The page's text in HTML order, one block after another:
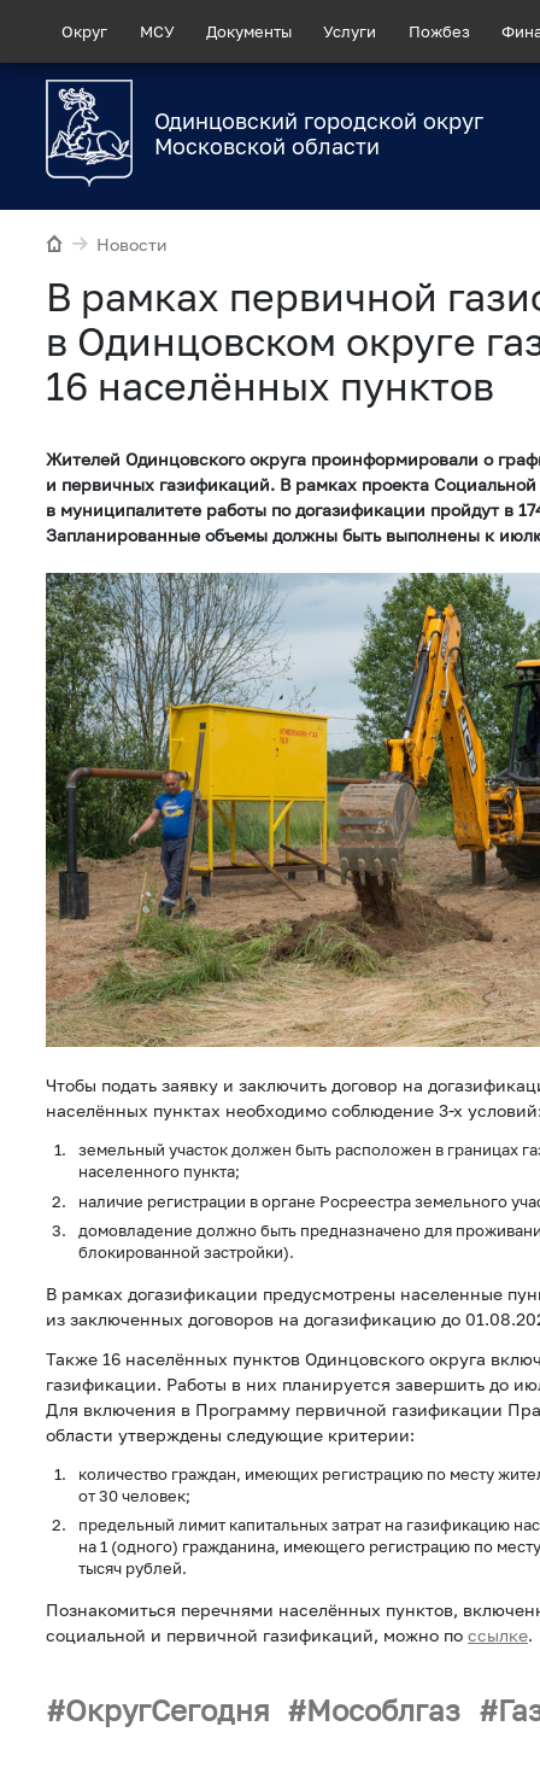
Округ МСУ Документы Услуги Пожбез
Одинцовский городской округ
Московской области
Новости
В рамках первичной
в Одинцовском округе
16 населённых пунктов
Жителей Одинцовского округа проинформировали о
и первичных газификаций. В рамках проекта
в муниципалитете работы по догазификации пройдут в
Запланированные объемы должны быть выполнены к
Чтобы подать заявку и заключить договор на
населённых пунктах необходимо соблюдение 3-х
земельный участок должен быть расположен в границах
населенного пункта;
наличие регистрации в органе Росреестра земельного
домовладение должно быть предназначено для
блокированной застройки).
В рамках догазификации предусмотрены населенные
из заключенных договоров на догазификацию до
Также 16 населённых пунктов Одинцовского округа
газификации. Работы в них планируется завершить до
Для включения в Программу первичной газификации
области утверждены следующие критерии:
количество граждан, имеющих регистрацию по месту
от 30 человек;
предельный лимит капитальных затрат на газификацию
на 1 (одного) гражданина, имеющего регистрацию по
тысяч рублей.
Познакомиться перечнями населённых пунктов,
социальной и первичной газификаций, можно по ссылке.
ОкругСегодня Мособлгаз